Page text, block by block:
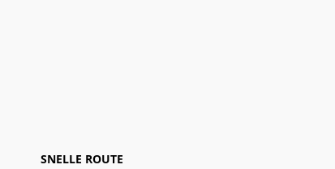
SNELLE ROUTE